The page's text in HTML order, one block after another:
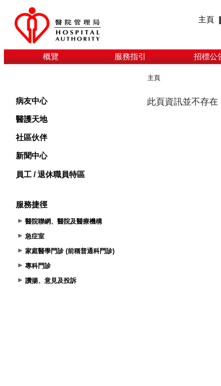
主頁
概覽 服務指引 招標公
病友中心
醫護天地
社區伙伴
新聞中心
員工 / 退休職員特區
服務捷徑
醫院聯網、醫院及醫療機構
急症室
家庭醫學門診 (前稱普通科門診)
專科門診
讚揚、意見及投訴
主頁